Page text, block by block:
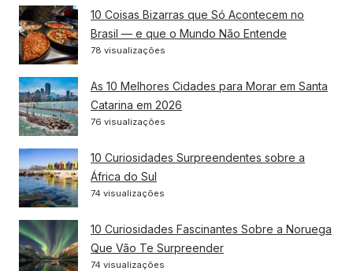
10 Coisas Bizarras que Só Acontecem no
Brasil — e que o Mundo Não Entende
78 visualizações
As 10 Melhores Cidades para Morar em Santa
Catarina em 2026
76 visualizações
10 Curiosidades Surpreendentes sobre a
África do Sul
74 visualizações
10 Curiosidades Fascinantes Sobre a Noruega
Que Vão Te Surpreender
74 visualizações